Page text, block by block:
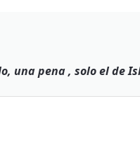
de Islas